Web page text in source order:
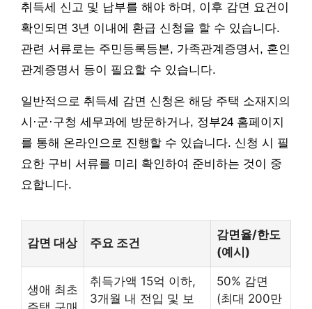
취득세 신고 및 납부를 해야 하며, 이후 감면 요건이
확인되면 3년 이내에 환급 신청을 할 수 있습니다.
관련 서류로는 주민등록등본, 가족관계증명서, 혼인
관계증명서 등이 필요할 수 있습니다.
일반적으로 취득세 감면 신청은 해당 주택 소재지의
시·군·구청 세무과에 방문하거나, 정부24 홈페이지
를 통해 온라인으로 진행할 수 있습니다. 신청 시 필
요한 구비 서류를 미리 확인하여 준비하는 것이 중
요합니다.
감면 대상 주요 조건
감면율/한도
(예시)
생애 최초
취득가액 15억 이하,
3개월 내 전입 및 보
50% 감면
(최대 200만